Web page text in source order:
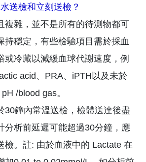
送檢和立刻送檢？
複雜，並不是所有的待測物都可
持穩定，有些檢驗項目需於採血
或冷藏以減緩血球代謝速度，例
acid、PRA、iPTH以及未於
/blood gas。
30鐘內常溫送檢，檢體送達後盡
分析前延遲可能超過30分鐘，應
檢。註: 由於血液中的 Lactate 在